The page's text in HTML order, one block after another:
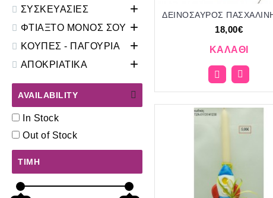
ΣΥΣΚΕΥΑΣΙΕΣ +
ΦΤΙΑΞΤΟ ΜΟΝΟΣ ΣΟΥ +
ΚΟΥΠΕΣ - ΠΑΓΟΥΡΙΑ +
ΑΠΟΚΡΙΑΤΙΚΑ +
AVAILABILITY
In Stock
Out of Stock
ΤΙΜΉ
18,00€
ΚΑΛΆΘΙ